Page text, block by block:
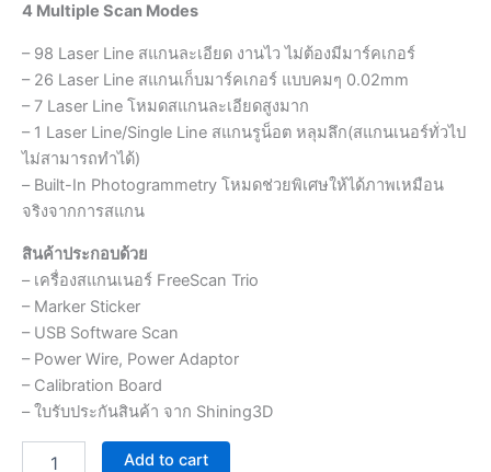
4 Multiple Scan Modes
– 98 Laser Line สแกนละเอียด งานไว ไม่ต้องมีมาร์คเกอร์
– 26 Laser Line สแกนเก็บมาร์คเกอร์ แบบคมๆ 0.02mm
– 7 Laser Line โหมดสแกนละเอียดสูงมาก
– 1 Laser Line/Single Line สแกนรูน็อต หลุมลึก(สแกนเนอร์ทั่วไป
ไม่สามารถทำได้)
– Built-In Photogrammetry โหมดช่วยพิเศษให้ได้ภาพเหมือน
จริงจากการสแกน
สินค้าประกอบด้วย
– เครื่องสแกนเนอร์ FreeScan Trio
– Marker Sticker
– USB Software Scan
– Power Wire, Power Adaptor
– Calibration Board
– ใบรับประกันสินค้า จาก Shining3D
Add to cart